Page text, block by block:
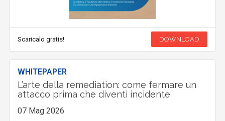
Scaricalo gratis! DOWNLOAD
WHITEPAPER
L’arte della remediation: come fermare un
attacco prima che diventi incidente
07 Mag 2026